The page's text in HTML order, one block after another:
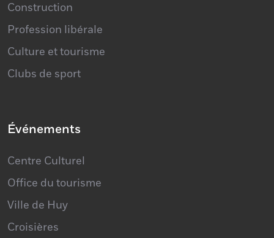
Construction
Profession libérale
Culture et tourisme
Clubs de sport
Événements
Centre Culturel
Office du tourisme
Ville de Huy
Croisières